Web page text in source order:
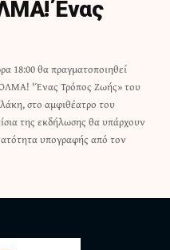
Ένας
18:00 θα πραγματοποιηθεί
'Ένας Τρόπος Ζωής» του
στο αμφιθέατρο του
της εκδήλωσης θα υπάρχουν
υπογραφής από τον